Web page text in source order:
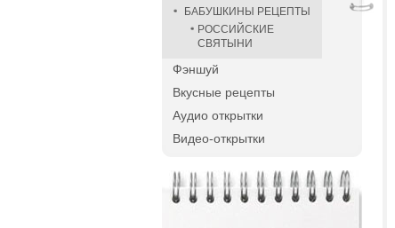
БАБУШКИНЫ РЕЦЕПТЫ
РОССИЙСКИЕ
СВЯТЫНИ
Фэншуй
Вкусные рецепты
Аудио открытки
Видео-открытки